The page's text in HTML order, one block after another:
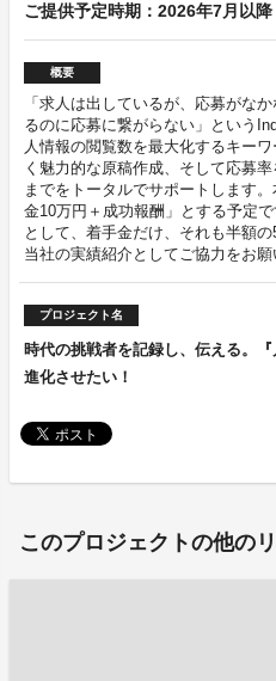
ご提供予定時期：2026年7月以降
概要
「求人は出しているが、応募がな
るのに応募に繋がらない」という
人情報の閲覧数を最大化するキー
く魅力的な原稿作成、そして応募
までをトータルでサポートします
金10万円＋成功報酬」とする予定
として、着手金だけ、それも半額
当社の実績紹介としてご協力をお
プロジェクト名
時代の挑戦者を記録し、伝える。
進化させたい！
このプロジェクトの他の